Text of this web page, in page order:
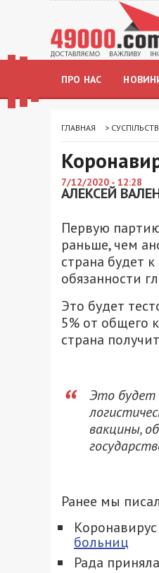
ПРО НАС
ГЛАВНАЯ >
7/12/2020 - 12:28
АЛЕКСЕЙ
Первую
раньше, чем
страна будет
обязанности
Это будет
5% от общего
страна
Это будет
вакцины,
Ранее мы
больниц
Рада приняла